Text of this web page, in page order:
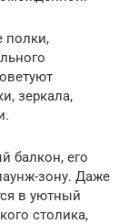
полки,
зеркала,
балкон, его
зону. Даже
в уютный
столика,